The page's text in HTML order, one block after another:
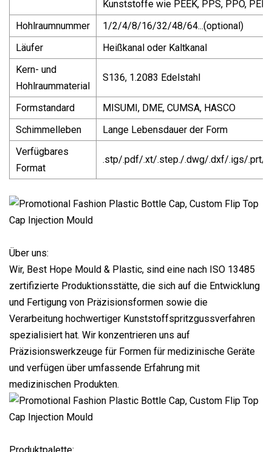
Kunststoffe wie PEEK, PPS, PPO, PEI,
Hohlraumnummer
1/2/4/8/16/32/48/64...(optional)
Läufer
Heißkanal oder Kaltkanal
Kern- und
Hohlraummaterial
S136, 1.2083 Edelstahl
Formstandard
MISUMI, DME, CUMSA, HASCO
Schimmelleben
Lange Lebensdauer der Form
Verfügbares
Format
.stp/.pdf/.xt/.step./.dwg/.dxf/.igs/.prt/
Über uns:
Wir, Best Hope Mould & Plastic, sind eine nach ISO 13485
zertifizierte Produktionsstätte, die sich auf die Entwicklung
und Fertigung von Präzisionsformen sowie die
Verarbeitung hochwertiger Kunststoffspritzgussverfahren
spezialisiert hat. Wir konzentrieren uns auf
Präzisionswerkzeuge für Formen für medizinische Geräte
und verfügen über umfassende Erfahrung mit
medizinischen Produkten.